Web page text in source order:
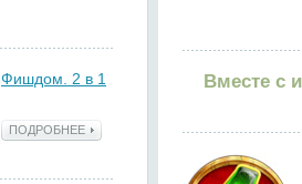
Фишдом. 2 в 1
ПОДРОБНЕЕ
Вместе с